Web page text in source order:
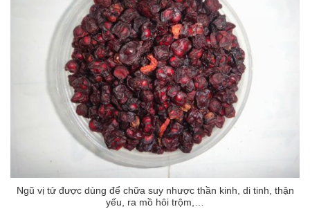
Ngũ vị tử được dùng để chữa suy nhược thần kinh, di tinh, thận
yếu, ra mồ hôi trộm,…